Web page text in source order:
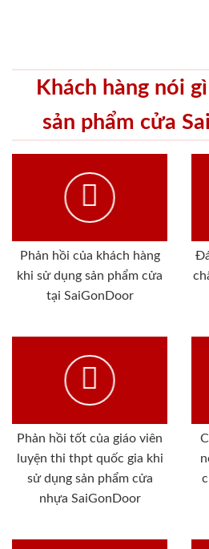
Khách hàng nói
sản phẩm cửa
Phản hồi của khách hàng
khi sử dụng sản phẩm cửa
tại SaiGonDoor
Phản hồi tốt của giáo viên
luyện thi thpt quốc gia khi
sử dụng sản phẩm cửa
nhựa SaiGonDoor